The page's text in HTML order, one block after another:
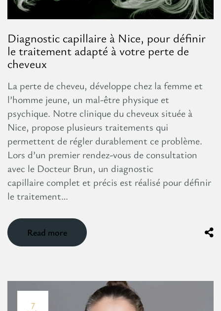
Diagnostic capillaire à Nice, pour définir
le traitement adapté à votre perte de
cheveux
La perte de cheveu, développe chez la femme et
l’homme jeune, un mal-être physique et
psychique. Notre clinique du cheveux située à
Nice, propose plusieurs traitements qui
permettent de régler durablement ce problème.
Lors d’un premier rendez-vous de consultation
avec le Docteur Brun, un diagnostic
capillaire complet et précis est réalisé pour définir
le traitement…
Read more
7